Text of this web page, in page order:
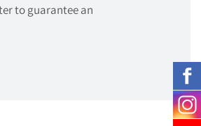
to guarantee an